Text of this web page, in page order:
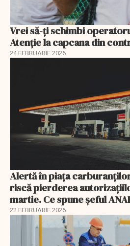
Vrei să-ți schimbi
Atenție la capcana din
24 FEBRUARIE 2026
Alertă în piața
riscă pierderea
martie. Ce spune șeful
22 FEBRUARIE 2026